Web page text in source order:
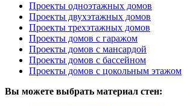
Проекты одноэтажных домов
Проекты двухэтажных домов
Проекты трехэтажных домов
Проекты домов с гаражом
Проекты домов с мансардой
Проекты домов с бассейном
Проекты домов с цокольным этажом
Вы можете выбрать материал стен: